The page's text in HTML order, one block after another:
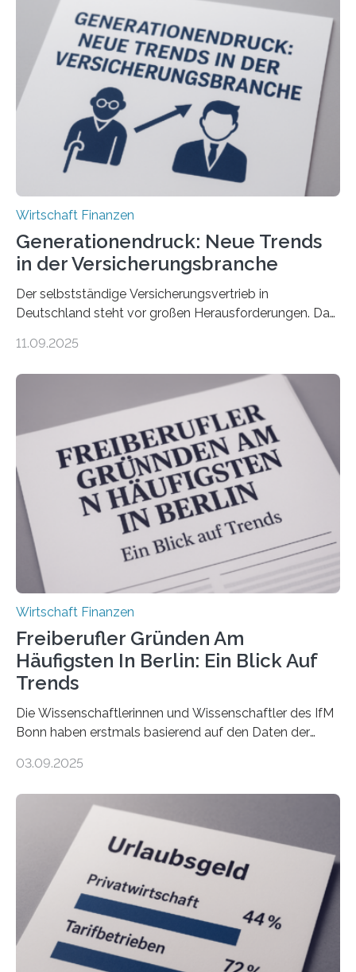
Wirtschaft Finanzen
Generationendruck: Neue Trends
in der Versicherungsbranche
Der selbstständige Versicherungsvertrieb in
Deutschland steht vor großen Herausforderungen. Das
Dr. Matthias Beenken und Prof. Dr. Lukas Linnenbrink
Bundesverbands Deutscher Versicherungskaufleute e.V.
durchgeführt haben. Die Studie basiert auf den
Antworten von 1.440 selbstständigen
Versicherungsvertreter*innen und -makler*innen. Ein
Ergebnis: Deutlich mehr als die Hälfte der Befragten ist
über 50 Jahre alt und wird in den nächsten Jahren eine
Nachfolgeregelung benötigen. Aber nur ein Drittel hat
bereits Regelungen…
11.09.2025
Wirtschaft Finanzen
Freiberufler Gründen Am
Häufigsten In Berlin: Ein Blick Auf
Trends
Die Wissenschaftlerinnen und Wissenschaftler des IfM
Bonn haben erstmals basierend auf den Daten der
Landkreise mit den meisten Gründungen von
ist demnach Berlin. Betrachtet man nur die Gründungen
der Freiberuflerinnen, so liegt Leipzig an der Spitze. In
Berlin starteten in 2024 die meisten Personen in eine
eigene freiberufliche Existenz, dahinter folgten die
Städte Hamburg, München und Köln. Betrachtet man
hingegen die Existenzgründungsintensität – die Anzahl
der freiberuflichen Gründungen je…
03.09.2025